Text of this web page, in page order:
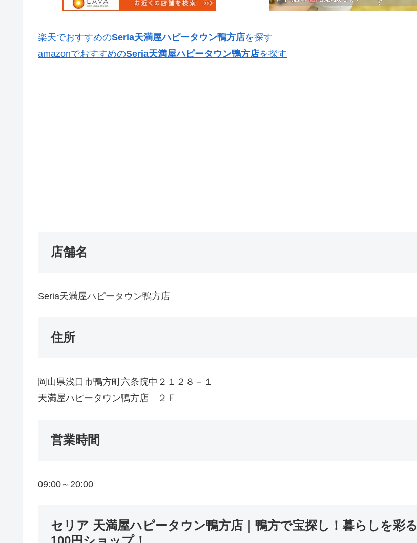
楽天でおすすめのSeria天満屋ハピータウン鴨方店を探す
amazonでおすすめのSeria天満屋ハピータウン鴨方店を探す
店舗名
Seria天満屋ハピータウン鴨方店
住所
岡山県浅口市鴨方町六条院中２１２８－１
天満屋ハピータウン鴨方店 ２Ｆ
営業時間
09:00～20:00
セリア 天満屋ハピータウン鴨方店｜鴨方で宝探し！暮らしを彩る